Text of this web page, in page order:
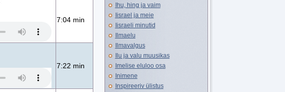
7:04 min
7:22 min
Ihu, hing ja vaim
Iisrael ja meie
Iisraeli minutid
Ilmaelu
Ilmavalgus
Ilu ja valu muusikas
Imelise eluloo osa
Inimene
Inspireeriv ülistus